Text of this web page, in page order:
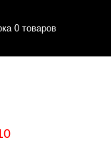
0товаров